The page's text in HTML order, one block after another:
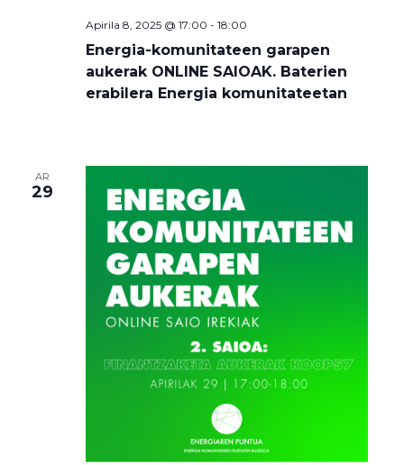
Apirila 8, 2025 @ 17:00 - 18:00
Energia-komunitateen garapen
aukerak ONLINE SAIOAK. Baterien
erabilera Energia komunitateetan
AR
29